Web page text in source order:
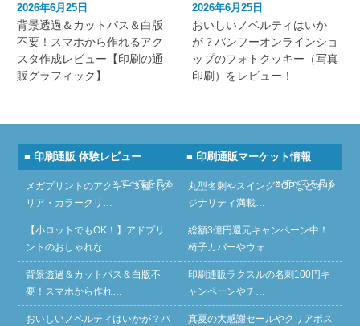
2026年6月25日
背景透過＆カットパス＆白版
不要！スマホから作れるアク
スタ作成レビュー【印刷の通
販グラフィック】
2026年6月25日
おいしいノベルティはいか
が？バンフーオンラインショ
ップのフォトクッキー（写真
印刷）をレビュー！
■ 印刷通販 体験レビュー
» すべてを見る
メガプリントのアクキー３種（ク
リア・カラークリ…
【小ロットでもOK！】アドプリ
ントのおしゃれな…
背景透過＆カットパス＆白版不
要！スマホから作れ…
おいしいノベルティはいかが？バ
■ 印刷通販マーケット情報
» すべてを見る
丸型名刺やスイングPOPなどオリ
ジナリティ満載…
総額3億円還元キャンペーン中！
椅子カバーやウォ…
印刷通販ラクスルの名刺100円キ
ャンペーンやチ…
真夏の大感謝セールやクリアポス